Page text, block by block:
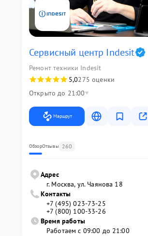
Сервисный центр Indesit
Ремонт техники Indesit
5,0275 оценки
Открыто до 21:00
Маршрут
ОбзорОтзывы 260
Адрес
г. Москва, ул. Чаянова 18
Контакты
+7 (495) 023-73-25
+7 (800) 100-33-26
Время работы
Работаем с 09:00 до 21:00